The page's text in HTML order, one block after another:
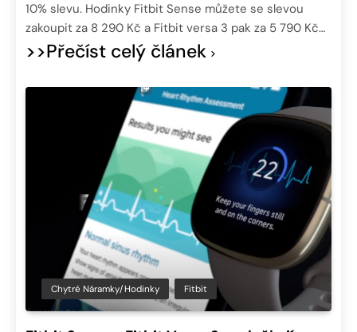
10% slevu. Hodinky Fitbit Sense můžete se slevou
zakoupit za 8 290 Kč a Fitbit versa 3 pak za 5 790 Kč…
>>Přečíst celý článek
Chytré Náramky/hodinky Fitbit